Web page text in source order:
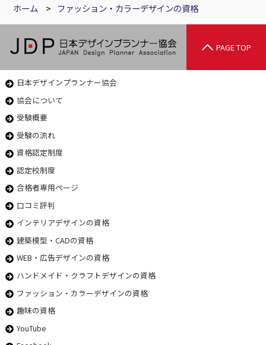
ホーム > ファッション・カラーデザインの資格
PAGE TOP
日本デザインプランナー協会
協会について
受験概要
受験の流れ
資格認定制度
認定校制度
合格者専用ページ
口コミ評判
インテリアデザインの資格
建築模型・CADの資格
WEB・広告デザインの資格
ハンドメイド・クラフトデザインの資格
ファッション・カラーデザインの資格
趣味の資格
YouTube